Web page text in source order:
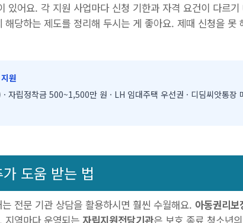
있어요. 각 지원 사업마다 신청 기한과 자격 요건이 다르
해당하는 제도를 정리해 두시는 게 좋아요. 제때 신청을 못
원
자립정착금 500~1,500만 원 · LH 임대주택 우선권 · 디딤씨앗통장
도움 받는 법
전문 기관 상담을 활용하시면 훨씬 수월해요. 아동권리보
지역마다 운영되는 자립지원전담기관은 보호 종료 청소년